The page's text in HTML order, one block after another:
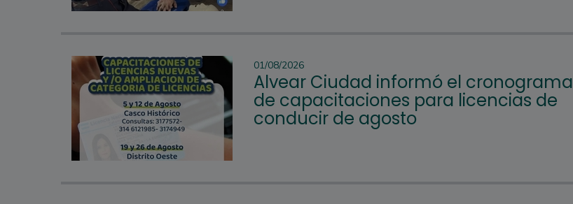
01/08/2026
Alvear Ciudad informó el cronograma
de capacitaciones para licencias de
conducir de agosto